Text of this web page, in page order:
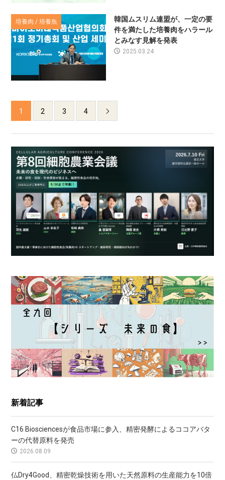
培養肉 / 培養魚
韓国ムスリム連盟が、一定の要
件を満たした培養肉をハラール
とみなす見解を発表
2025.03.24
1 2 3 4 
新着記事
C16 Biosciencesが食品市場に参入、精密発酵によるココアバタ
ーの代替原料を発売
2026.08.09
仏Dry4Good、精密乾燥技術を用いた天然原料の生産能力を10倍